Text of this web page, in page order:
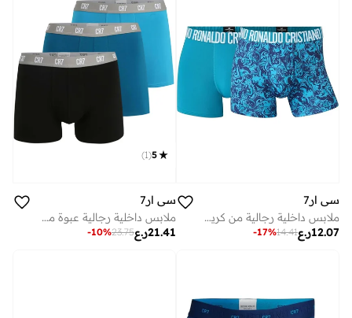
سي ار7
ملابس داخلية رجالية من كريستيانو رونالدو قطعتين
ر.ع12.07
14.41
-17%
5
(
1
)
سي ار7
ملابس داخلية رجالية عبوة من سراويل داخلية قطنية مريحة بتصميم أنيق باللون الأسود والأزرق الفاتح والأزرق الداكن
ر.ع21.41
23.75
-10%